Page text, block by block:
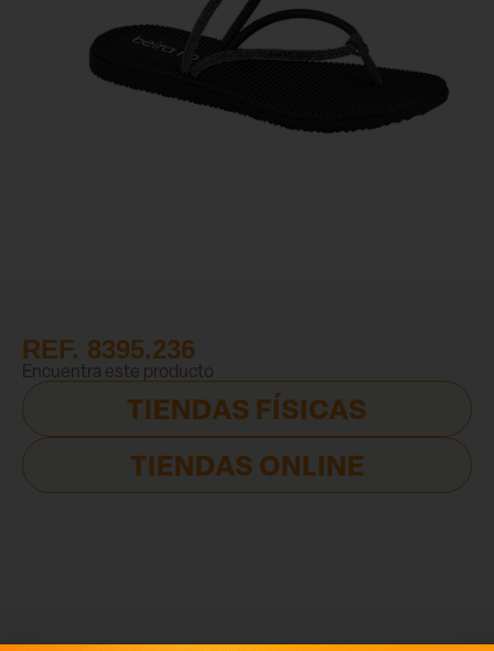
REF. 8395.236
Encuentra este producto
TIENDAS FÍSICAS
TIENDAS ONLINE